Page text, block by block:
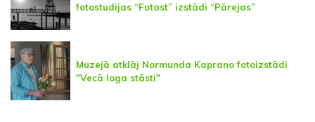
fotostudijas “Fotast” izstādi “Pārejas”
Muzejā atklāj Normunda Kaprano fotoizstādi
"Vecā loga stāsti"